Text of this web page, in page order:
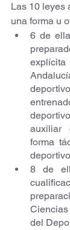
Las 10 leyes
una forma u
6 de
auxiliar
forma
8 de
del